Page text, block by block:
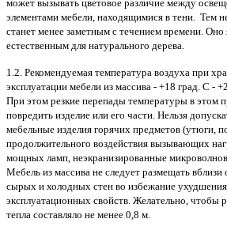
может вызывать цветовое различие между
элементами мебели, находящимися в тени. Тем
станет менее заметным с течением времени. Оно
естественным для натурального дерева.
1.2. Рекомендуемая температура воздуха при
эксплуатации мебели из массива - +18 град. С -
При этом резкие перепады температуры в этом
повредить изделие или его части. Нельзя
мебельные изделия горячих предметов (утюги,
продолжительного воздействия вызывающих
мощных ламп, неэкранизированные
Мебель из массива не следует размещать
сырых и холодных стен во избежание
эксплуатационных свойств. Желательно, чтобы
тепла составляло не менее 0,8 м.